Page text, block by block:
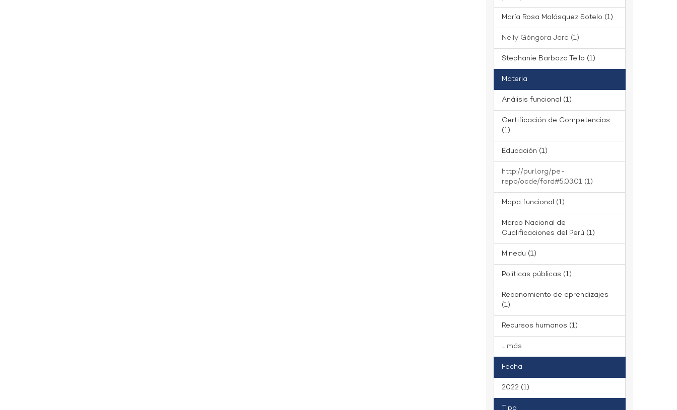
María Rosa Malásquez Sotelo (1)
Nelly Góngora Jara (1)
Stephanie Barboza Tello (1)
Materia
Análisis funcional (1)
Certificación de Competencias
(1)
Educación (1)
http://purl.org/pe-
repo/ocde/ford#5.03.01 (1)
Mapa funcional (1)
Marco Nacional de
Cualificaciones del Perú (1)
Minedu (1)
Políticas públicas (1)
Reconomiento de aprendizajes
(1)
Recursos humanos (1)
... más
Fecha
2022 (1)